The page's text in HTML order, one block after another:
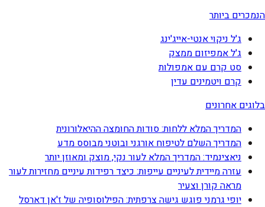
הנמכרים ביותר
ג'ל ניקוי אנטי-אייג'ינג
ג'ל אמפיזום ממצק
סט קרם עם אמפולות
קרם ויטמינים עדין
בלוגים אחרונים
המדריך המלא ללחות: סודות החומצה ההיאלורונית
המדריך השלם לטיפוח אורגני ובוטני מבוסס מדע
ניאצינמיד: המדריך המלא לעור נקי, מוצק ומאוזן יותר
עזרה מיידית לעיניים עייפות: כיצד רפידות עיניים מחזירות לעור
מראה קורן וצעיר
יופי גרמני פוגש גישה צרפתית: הפילוסופיה של ז'אן דארסל